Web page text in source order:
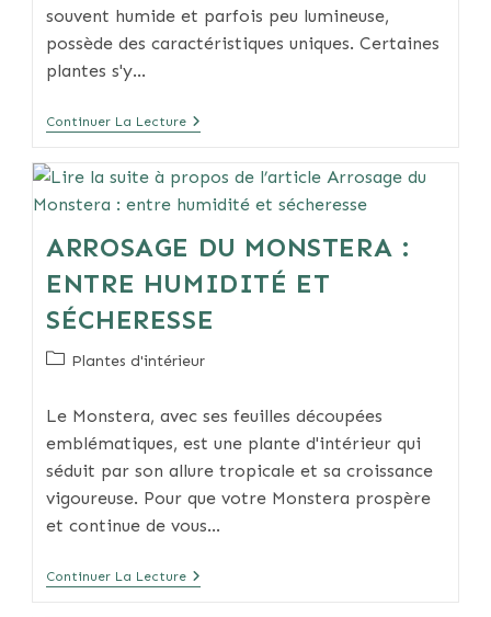
souvent humide et parfois peu lumineuse,
possède des caractéristiques uniques. Certaines
plantes s'y…
Continuer La LecturePlantes
Pour
De
Bain
:
Complet
ARROSAGE DU MONSTERA :
ENTRE HUMIDITÉ ET
SÉCHERESSE
PostPlantes d'intérieur
Le Monstera, avec ses feuilles découpées
emblématiques, est une plante d'intérieur qui
séduit par son allure tropicale et sa croissance
vigoureuse. Pour que votre Monstera prospère
et continue de vous…
Continuer La LectureArrosage
Du